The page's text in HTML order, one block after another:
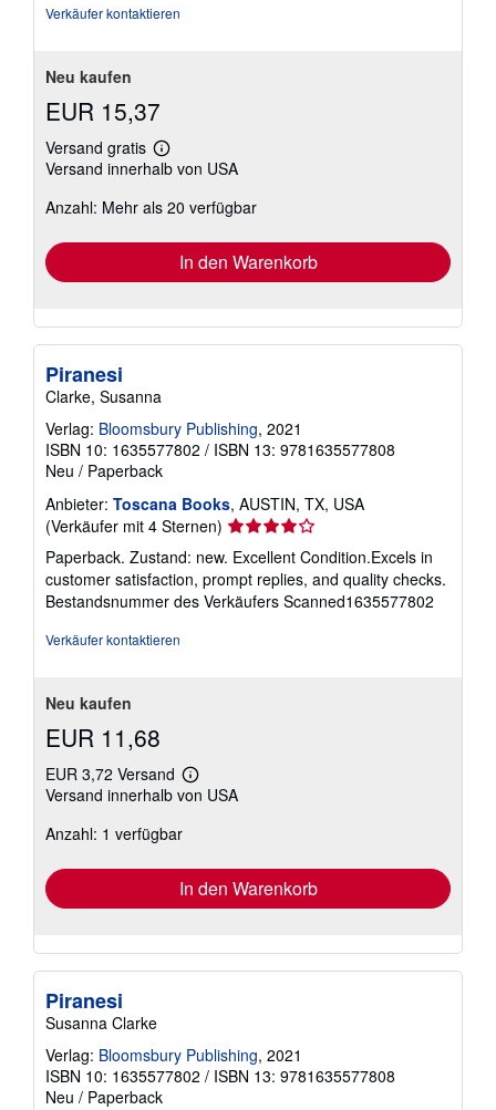
Verkäufer kontaktieren
Neu kaufen
EUR 15,37
Versand gratis
Weitere
Informationen
Versandkosten
Versand innerhalb von USA
Anzahl: Mehr als 20 verfügbar
In den Warenkorb
Piranesi
Clarke, Susanna
Verlag: Bloomsbury Publishing, 2021
ISBN 10: 1635577802 / ISBN 13: 9781635577808
Neu / Paperback
Anbieter: Toscana Books, AUSTIN, TX, USA
(Verkäufer mit 4 Sternen) Verkäuferbewertung
4
von
5
Sternen
Paperback. Zustand: new. Excellent Condition.Excels in
customer satisfaction, prompt replies, and quality checks.
Bestandsnummer des Verkäufers Scanned1635577802
Verkäufer kontaktieren
Neu kaufen
EUR 11,68
EUR 3,72 Versand
Weitere
Informationen
Versand innerhalb von USA
Anzahl: 1 verfügbar
In den Warenkorb
Piranesi
Susanna Clarke
Verlag: Bloomsbury Publishing, 2021
ISBN 10: 1635577802 / ISBN 13: 9781635577808
Neu / Paperback